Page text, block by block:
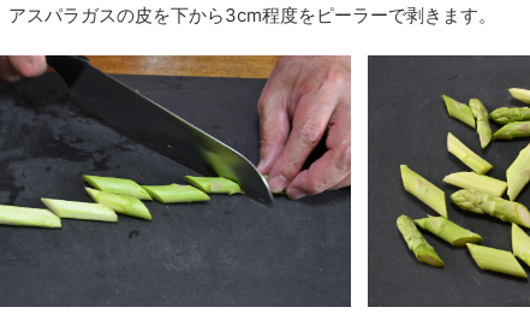
アスパラガスの皮を下から3cm程度をピーラーで剥きます。